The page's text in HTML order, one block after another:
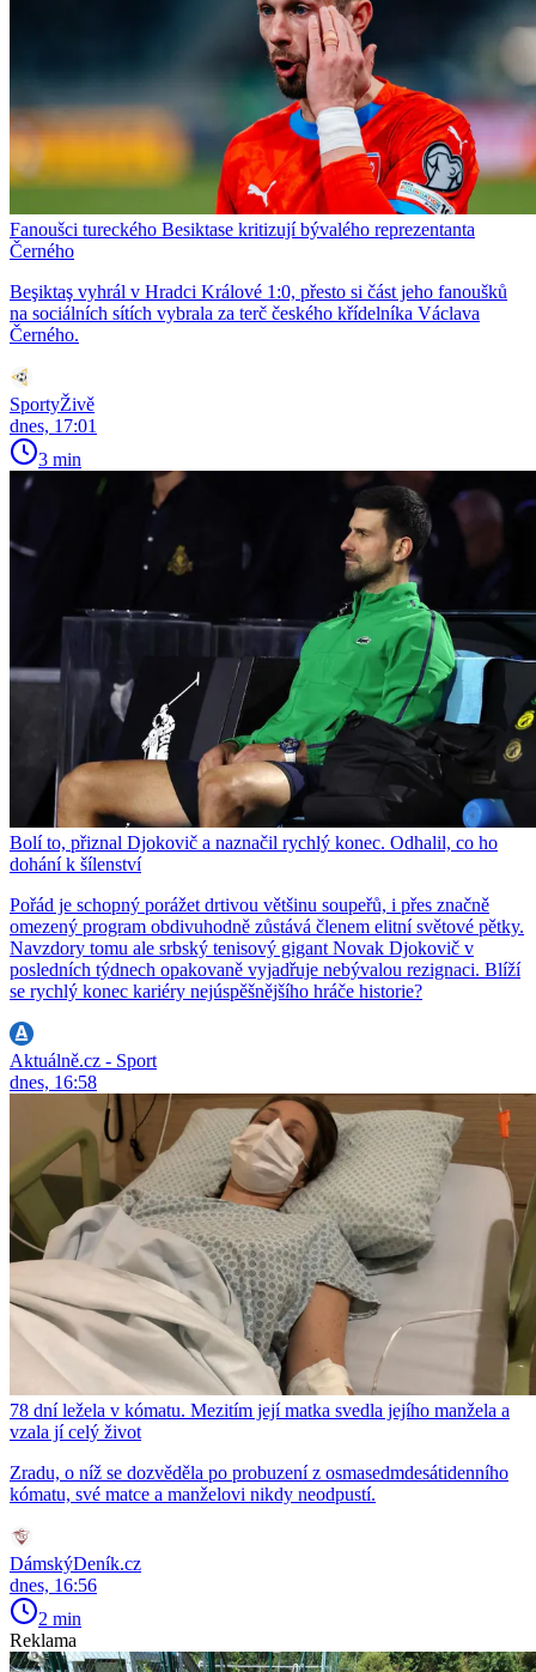
Fanoušci tureckého Besiktase kritizují bývalého reprezentanta
Černého
Beşiktaş vyhrál v Hradci Králové 1:0, přesto si část jeho fanoušků
na sociálních sítích vybrala za terč českého křídelníka Václava
Černého.
SportyŽivě
dnes, 17:01
3 min
Bolí to, přiznal Djokovič a naznačil rychlý konec. Odhalil, co ho
dohání k šílenství
Pořád je schopný porážet drtivou většinu soupeřů, i přes značně
omezený program obdivuhodně zůstává členem elitní světové pětky.
Navzdory tomu ale srbský tenisový gigant Novak Djokovič v
posledních týdnech opakovaně vyjadřuje nebývalou rezignaci. Blíží
se rychlý konec kariéry nejúspěšnějšího hráče historie?
Aktuálně.cz - Sport
dnes, 16:58
78 dní ležela v kómatu. Mezitím její matka svedla jejího manžela a
vzala jí celý život
Zradu, o níž se dozvěděla po probuzení z osmasedmdesátidenního
kómatu, své matce a manželovi nikdy neodpustí.
DámskýDeník.cz
dnes, 16:56
2 min
Reklama